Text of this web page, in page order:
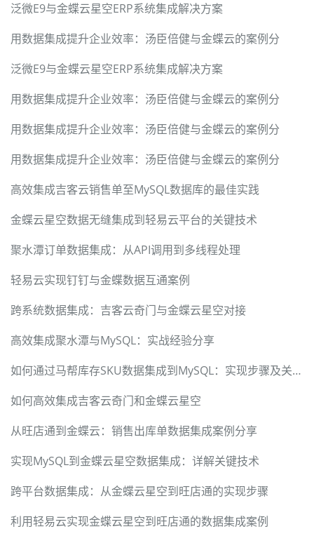
泛微E9与金蝶云星空ERP系统集成解决方案
用数据集成提升企业效率：汤臣倍健与金蝶云的案例分
泛微E9与金蝶云星空ERP系统集成解决方案
用数据集成提升企业效率：汤臣倍健与金蝶云的案例分
用数据集成提升企业效率：汤臣倍健与金蝶云的案例分
用数据集成提升企业效率：汤臣倍健与金蝶云的案例分
高效集成吉客云销售单至MySQL数据库的最佳实践
金蝶云星空数据无缝集成到轻易云平台的关键技术
聚水潭订单数据集成：从API调用到多线程处理
轻易云实现钉钉与金蝶数据互通案例
跨系统数据集成：吉客云奇门与金蝶云星空对接
高效集成聚水潭与MySQL：实战经验分享
如何通过马帮库存SKU数据集成到MySQL：实现步骤及关键技术
如何高效集成吉客云奇门和金蝶云星空
从旺店通到金蝶云：销售出库单数据集成案例分享
实现MySQL到金蝶云星空数据集成：详解关键技术
跨平台数据集成：从金蝶云星空到旺店通的实现步骤
利用轻易云实现金蝶云星空到旺店通的数据集成案例